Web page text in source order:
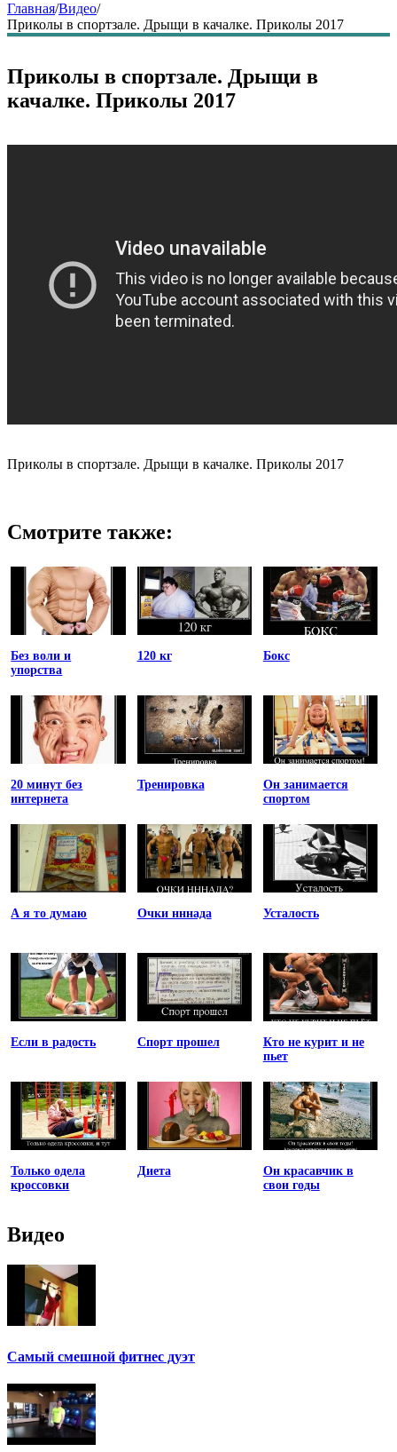
Главная/Видео/
Приколы в спортзале. Дрыщи в качалке. Приколы 2017
Приколы в спортзале. Дрыщи в
качалке. Приколы 2017
Приколы в спортзале. Дрыщи в качалке. Приколы 2017
Смотрите также:
Без воли и
упорства
120 кг Бокс
20 минут без
интернета
Тренировка
Он занимается
спортом
А я то думаю Очки нннада Усталость
Если в радость Спорт прошел
Кто не курит и не
пьет
Только одела
кроссовки
Диета
Он красавчик в
свои годы
Видео
Самый смешной фитнес дуэт